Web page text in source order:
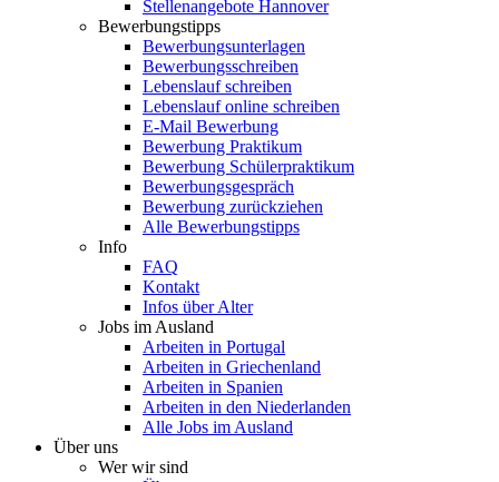
Stellenangebote Hannover
Bewerbungstipps
Bewerbungsunterlagen
Bewerbungsschreiben
Lebenslauf schreiben
Lebenslauf online schreiben
E-Mail Bewerbung
Bewerbung Praktikum
Bewerbung Schülerpraktikum
Bewerbungsgespräch
Bewerbung zurückziehen
Alle Bewerbungstipps
Info
FAQ
Kontakt
Infos über Alter
Jobs im Ausland
Arbeiten in Portugal
Arbeiten in Griechenland
Arbeiten in Spanien
Arbeiten in den Niederlanden
Alle Jobs im Ausland
Über uns
Wer wir sind